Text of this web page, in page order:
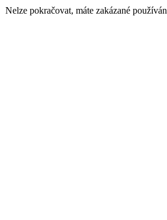
Nelze pokračovat, máte zakázané